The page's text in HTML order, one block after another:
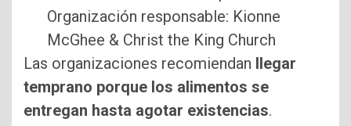
Organización responsable: Kionne
McGhee & Christ the King Church
Las organizaciones recomiendan llegar
temprano porque los alimentos se
entregan hasta agotar existencias.